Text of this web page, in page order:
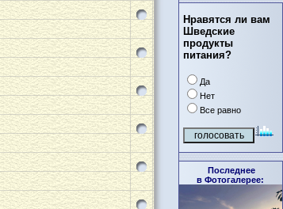
Нравятся ли вам
Шведские
продукты
питания?
Да
Нет
Все равно
Последнее
в Фотогалерее: